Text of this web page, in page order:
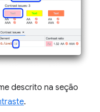
descrito na seção
.